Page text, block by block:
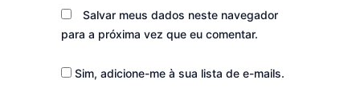
Salvar meus dados neste navegador
para a próxima vez que eu comentar.
Sim, adicione-me à sua lista de e-mails.